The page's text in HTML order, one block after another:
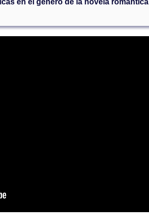
en el género de la novela romántica